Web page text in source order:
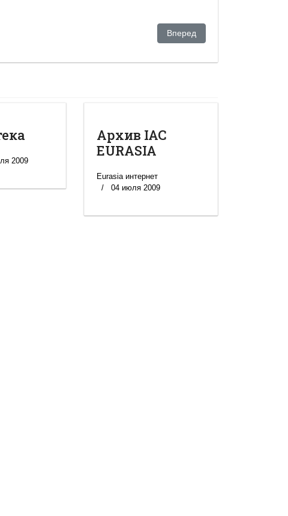
в рядах проверяющих в Казахстане Следующий: Лукашенко
Вперед
2009
Архив IAC
EURASIA
Eurasia интернет
04 июля 2009